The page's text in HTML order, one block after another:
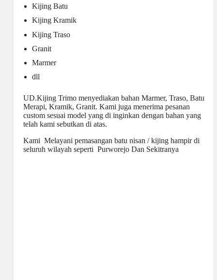
Kijing Batu
Kijing Kramik
Kijing Traso
Granit
Marmer
dll
UD.Kijing Trimo menyediakan bahan Marmer, Traso, Batu
Merapi, Kramik, Granit. Kami juga menerima pesanan
custom sesuai model yang di inginkan dengan bahan yang
telah kami sebutkan di atas.
Kami Melayani pemasangan batu nisan / kijing hampir di
seluruh wilayah seperti Purworejo Dan Sekitranya